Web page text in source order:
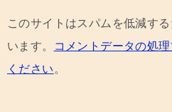
このサイトはスパムを低減す
います。
コメントデータの処
ください 。